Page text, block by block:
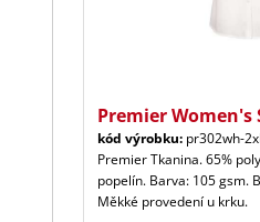
Premier Women's
kód výrobku: pr302wh-2xl
Premier Tkanina. 65%
popelín. Barva: 105 gsm.
Měkké provedení u krku.